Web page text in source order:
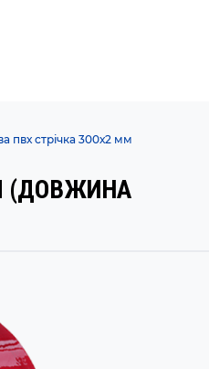
пвх стрічка 300х2 мм
(ДОВЖИНА